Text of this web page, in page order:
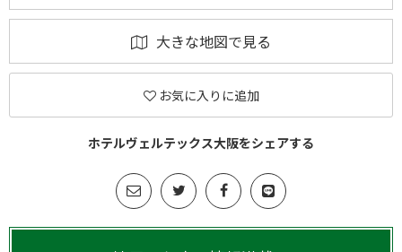
大きな地図で見る
お気に入りに追加
ホテルヴェルテックス大阪をシェアする